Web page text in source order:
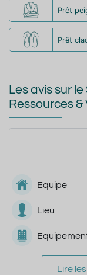
Prêt
Prêt
Les avis sur
Ressources
Equipe
Lieu
Lire